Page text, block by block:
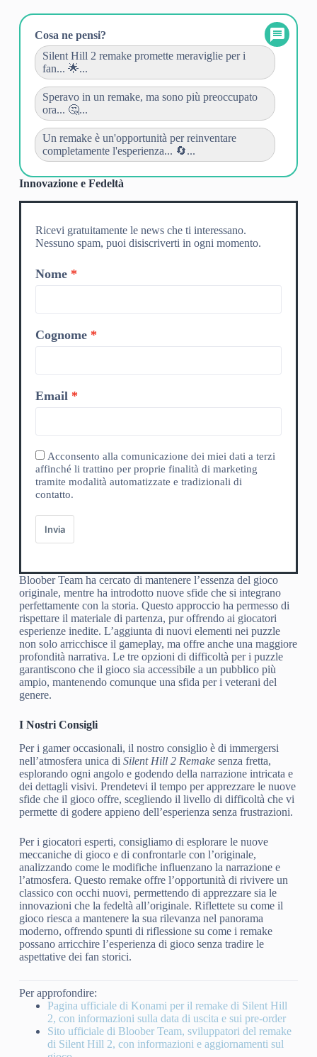
Cosa ne pensi?
Silent Hill 2 remake promette meraviglie per i
fan... 🌟...
Speravo in un remake, ma sono più preoccupato
ora... 🤔...
Un remake è un'opportunità per reinventare
completamente l'esperienza... 🔄...
Innovazione e Fedeltà
Ricevi gratuitamente le news che ti interessano.
Nessuno spam, puoi disiscriverti in ogni momento.
Nome
Cognome
Email
Acconsento alla comunicazione dei miei dati a terzi
affinché li trattino per proprie finalità di marketing
tramite modalità automatizzate e tradizionali di
contatto.
Invia
Bloober Team ha cercato di mantenere l’essenza del gioco
originale, mentre ha introdotto nuove sfide che si integrano
perfettamente con la storia. Questo approccio ha permesso di
rispettare il materiale di partenza, pur offrendo ai giocatori
esperienze inedite. L’aggiunta di nuovi elementi nei puzzle
non solo arricchisce il gameplay, ma offre anche una maggiore
profondità narrativa. Le tre opzioni di difficoltà per i puzzle
garantiscono che il gioco sia accessibile a un pubblico più
ampio, mantenendo comunque una sfida per i veterani del
genere.
I Nostri Consigli
Per i gamer occasionali, il nostro consiglio è di immergersi
nell’atmosfera unica di Silent Hill 2 Remakesenza fretta,
esplorando ogni angolo e godendo della narrazione intricata e
dei dettagli visivi. Prendetevi il tempo per apprezzare le nuove
sfide che il gioco offre, scegliendo il livello di difficoltà che vi
permette di godere appieno dell’esperienza senza frustrazioni.
Per i giocatori esperti, consigliamo di esplorare le nuove
meccaniche di gioco e di confrontarle con l’originale,
analizzando come le modifiche influenzano la narrazione e
l’atmosfera. Questo remake offre l’opportunità di rivivere un
classico con occhi nuovi, permettendo di apprezzare sia le
innovazioni che la fedeltà all’originale. Riflettete su come il
gioco riesca a mantenere la sua rilevanza nel panorama
moderno, offrendo spunti di riflessione su come i remake
possano arricchire l’esperienza di gioco senza tradire le
aspettative dei fan storici.
Per approfondire:
Pagina ufficiale di Konami per il remake di Silent Hill
2, con informazioni sulla data di uscita e sui pre-order
Sito ufficiale di Bloober Team, sviluppatori del remake
di Silent Hill 2, con informazioni e aggiornamenti sul